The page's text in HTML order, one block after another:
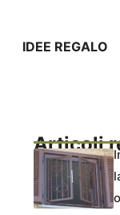
IDEE REGALO
Articoli